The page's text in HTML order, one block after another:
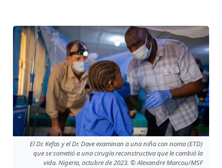
El Dr. Kefas y el Dr. Dave examinan a una niña con noma (ETD)
que se sometió a una cirugía reconstructiva que le cambió la
vida. Nigeria, octubre de 2023. © Alexandre Marcou/MSF